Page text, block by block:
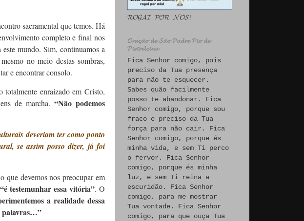
sacramental que temos. Há
completo e final nos
mundo. Sim, continuamos a
no meio destas sombras,
e encontrar consolo.
enraizado em Cristo,
de marcha.“Não podemos
deveriam ter como ponto
se assim posso dizer, já foi
que devemos nos preocupar em
“é testemunhar essa vitória”. O
a realidade dessa
palavras…”
𝓡𝓞𝓖𝓐𝓘 𝓟𝓞𝓡 𝓝𝓞́𝓢!
𝓞𝓻𝓪𝓬̧𝓪̃𝓸 𝓭𝓮 𝓢𝓪̃𝓸 𝓟𝓪𝓭𝓻𝓮 𝓟𝓲𝓸 𝓭𝓮
𝓟𝓲𝓮𝓽𝓻𝓮𝓵𝓬𝓲𝓷𝓪
Fica Senhor comigo, pois
preciso da Tua presença
para não te esquecer.
Sabes quão facilmente
posso te abandonar. Fica
Senhor comigo, porque sou
fraco e preciso da Tua
força para não cair. Fica
Senhor comigo, porque és
minha vida, e sem Ti perco
o fervor. Fica Senhor
comigo, porque és minha
luz, e sem Ti reina a
escuridão. Fica Senhor
comigo, para me mostrar
Tua vontade. Fica Senhor
comigo, para que ouça Tua